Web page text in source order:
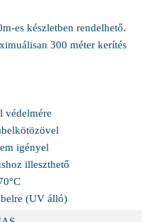
es készletben rendelhető.
300 méter kerítés
védelmére
igényel
illeszthető
(UV álló)